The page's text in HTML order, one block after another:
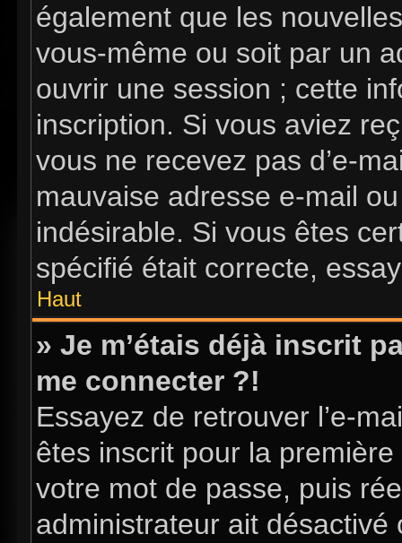
également que les
vous-même ou soit par un
ouvrir une session ; cette
inscription. Si vous aviez
vous ne recevez pas d’e-
mauvaise adresse e-mail
indésirable. Si vous êtes
spécifié était correcte,
Haut
» Je m’étais déjà inscrit
me connecter ?!
Essayez de retrouver l’e-
êtes inscrit pour la
votre mot de passe, puis
administrateur ait